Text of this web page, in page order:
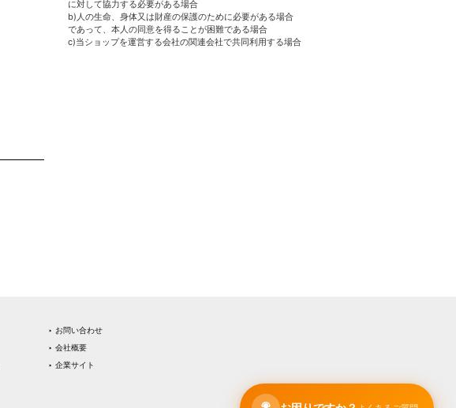
に対して協力する必要がある場合
b)人の生命、身体又は財産の保護のために必要がある場合
であって、本人の同意を得ることが困難である場合
c)当ショップを運営する会社の関連会社で共同利用する場合
‣ お問い合わせ
‣ 会社概要
‣ 企業サイト